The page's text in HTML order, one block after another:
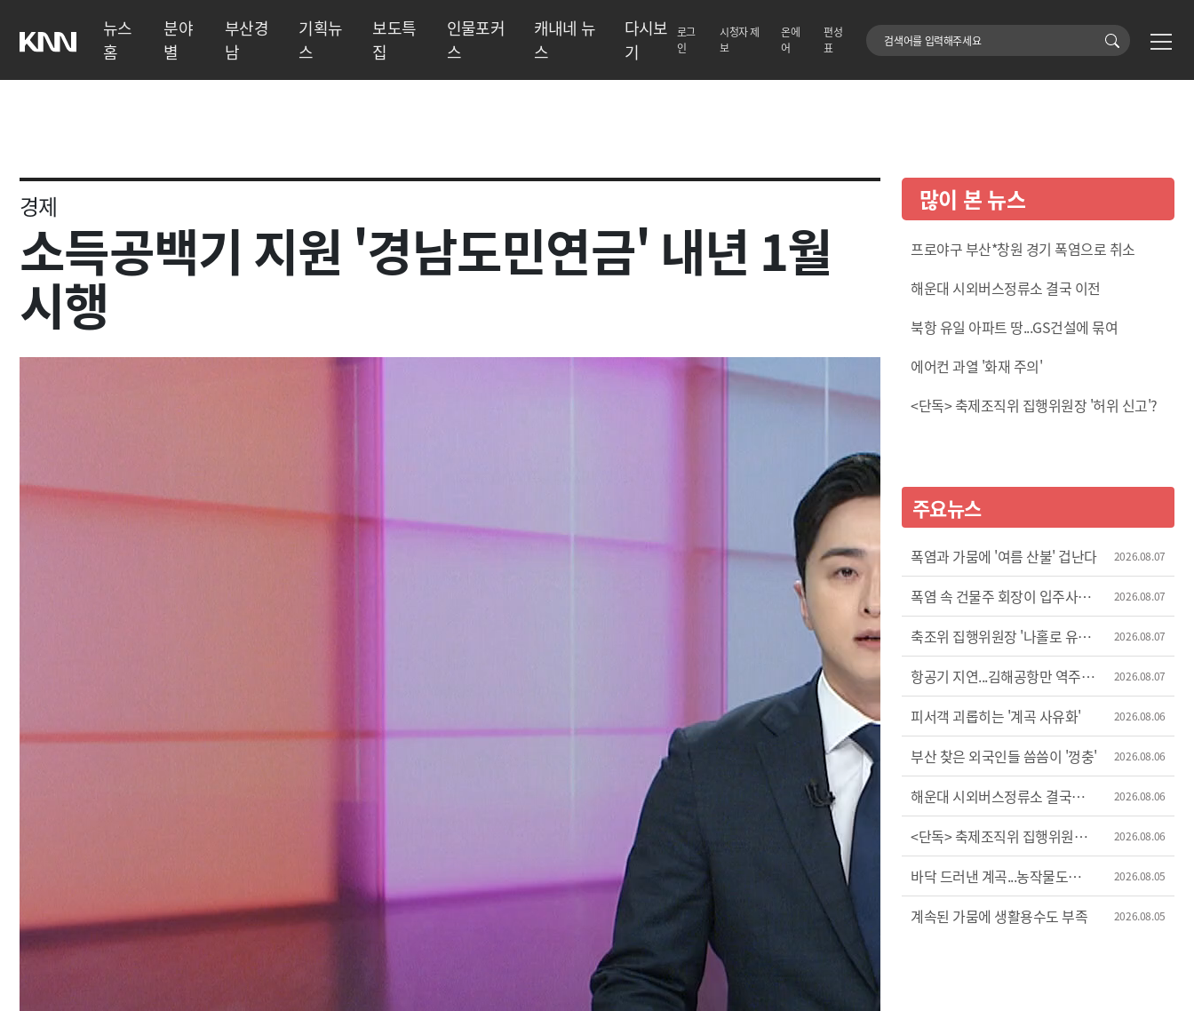
뉴스
홈
분야
별
부산경
남
기획뉴
스
보도특
집
인물포커
스
캐내네 뉴
스
다시보
기
로그
인
시청자 제
보
온에
어
편성
표
검색어
경제
소득공백기 지원 '경남도민연금' 내년 1월
시행
많이 본 뉴스
프로야구 부산*창원 경기 폭염으로 취소
해운대 시외버스정류소 결국 이전
북항 유일 아파트 땅...GS건설에 묶여
에어컨 과열 '화재 주의'
<단독> 축제조직위 집행위원장 '허위 신고'?
주요뉴스
폭염과 가뭄에 '여름 산불' 겁난다 2026.08.07
폭염 속 건물주 회장이 입주사
에어컨 차단
2026.08.07
축조위 집행위원장 '나홀로 유럽
출장'
2026.08.07
항공기 지연...김해공항만 역주행
증가세
2026.08.07
피서객 괴롭히는 '계곡 사유화' 2026.08.06
부산 찾은 외국인들 씀씀이 '껑충' 2026.08.06
해운대 시외버스정류소 결국
이전
2026.08.06
<단독> 축제조직위 집행위원장
'허위 신고'?
2026.08.06
바닥 드러낸 계곡...농작물도
'시들'
2026.08.05
계속된 가뭄에 생활용수도 부족 2026.08.05